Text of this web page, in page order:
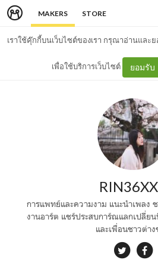
MAKERS STORE
เราใช้คุ๊กกี้บนเว็บไซต์ของเรา กรุณาอ่านและ
เพื่อใช้บริการเว็บไซต์ ยอมรับ
การแพทย์และความงาม แนะนำเพลง
งานอาร์ต แชร์ประสบการ์ณแลกเปลี่
และเพื่อนชาวต่าง